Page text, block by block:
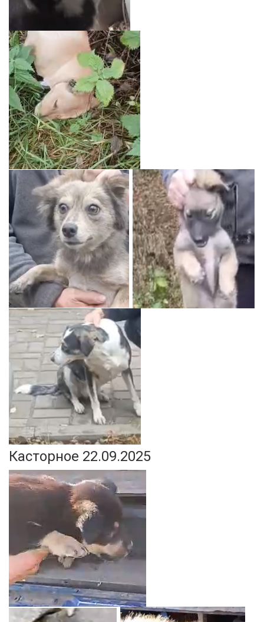
Касторное 22.09.2025